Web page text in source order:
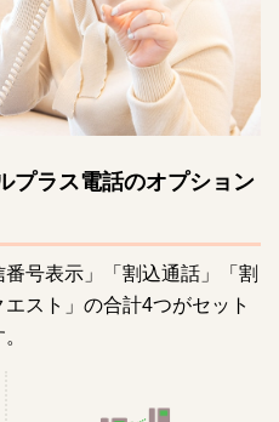
プラス電話のオプション
号表示」「割込通話」「割
スト」の合計4つがセット